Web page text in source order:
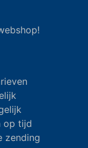
op tijd
zending